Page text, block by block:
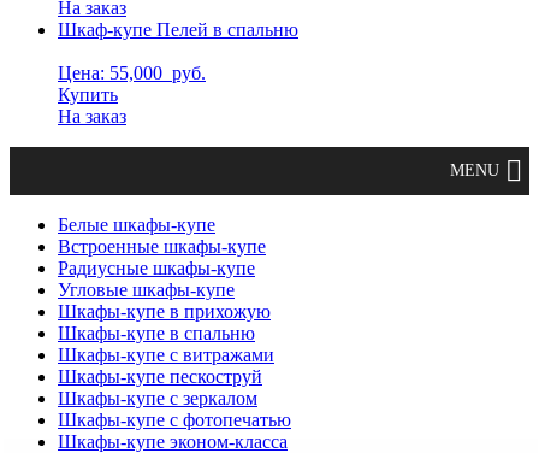
На заказ
Шкаф-купе Пелей в спальню
Цена: 55,000 руб.
Купить
На заказ
Белые шкафы-купе
Встроенные шкафы-купе
Радиусные шкафы-купе
Угловые шкафы-купе
Шкафы-купе в прихожую
Шкафы-купе в спальню
Шкафы-купе с витражами
Шкафы-купе пескоструй
Шкафы-купе с зеркалом
Шкафы-купе с фотопечатью
Шкафы-купе эконом-класса